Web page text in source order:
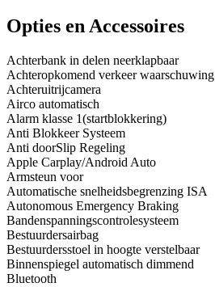
Opties en Accessoires
Achterbank in delen neerklapbaar
Achteropkomend verkeer waarschuwing
Achteruitrijcamera
Airco automatisch
Alarm klasse 1(startblokkering)
Anti Blokkeer Systeem
Anti doorSlip Regeling
Apple Carplay/Android Auto
Armsteun voor
Automatische snelheidsbegrenzing ISA
Autonomous Emergency Braking
Bandenspanningscontrolesysteem
Bestuurdersairbag
Bestuurdersstoel in hoogte verstelbaar
Binnenspiegel automatisch dimmend
Bluetooth